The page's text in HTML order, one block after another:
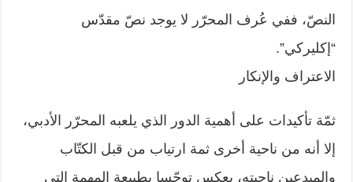
النصّ، ففي عُرف المحرّر لا يوجد نصّ مقدّس
“إكليركي”.
الاعتراف والإنكار
ثمّة تأكيدات على أهمية الدور الذي يلعبه المحرّر الأدبي،
إلا أنه من ناحية أخرى ثمة ارتياب من قبل الكتّاب
والمبدعين ناحيته، يعكس توجّسا بطبيعة المهمة التي